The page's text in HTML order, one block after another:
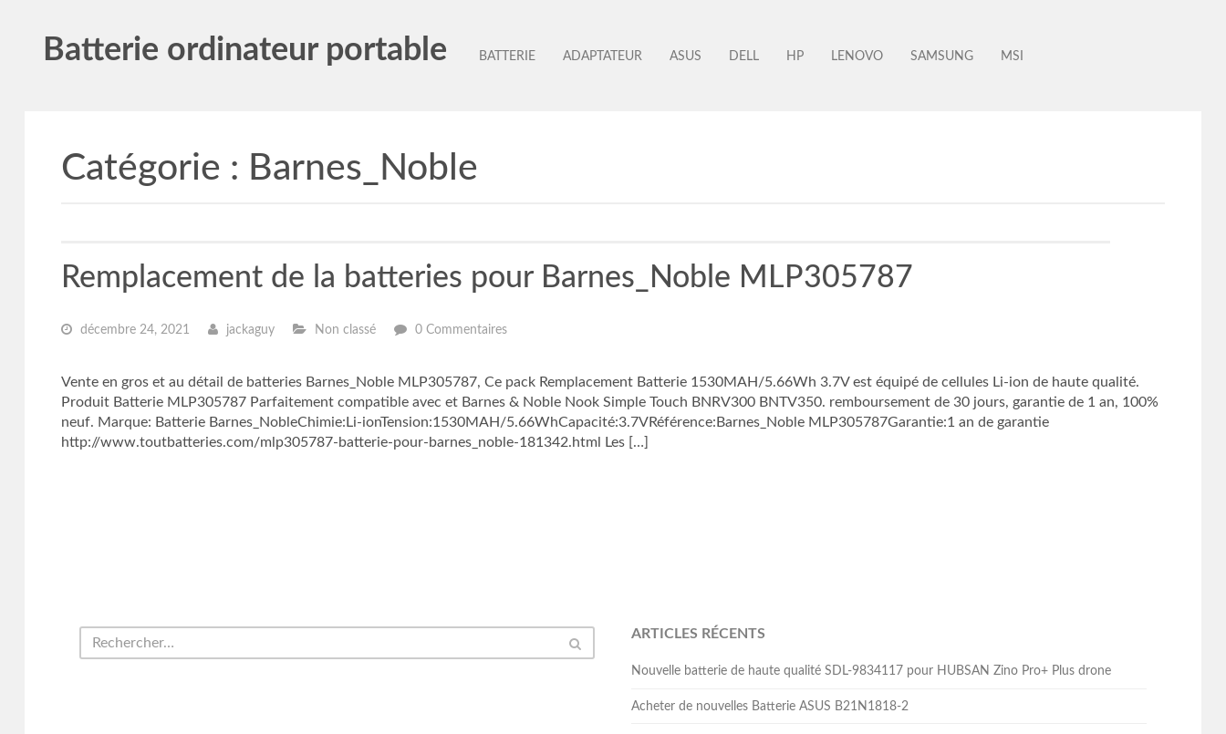
Batterie ordinateur portable BATTERIE ADAPTATEUR ASUS DELL HP LENOVO SAMSUNG MSI
Catégorie : Barnes_Noble
Remplacement de la batteries pour Barnes_Noble MLP305787
décembre 24, 2021 jackaguy Non classé 0 Commentaires
Vente en gros et au détail de batteries Barnes_Noble MLP305787, Ce pack Remplacement Batterie 1530MAH/5.66Wh 3.7V est équipé de cellules Li-ion de haute qualité.
Produit Batterie MLP305787 Parfaitement compatible avec et Barnes & Noble Nook Simple Touch BNRV300 BNTV350. remboursement de 30 jours, garantie de 1 an, 100%
neuf. Marque: Batterie Barnes_NobleChimie:Li-ionTension:1530MAH/5.66WhCapacité:3.7VRéférence:Barnes_Noble MLP305787Garantie:1 an de garantie
http://www.toutbatteries.com/mlp305787-batterie-pour-barnes_noble-181342.html Les […]
ARTICLES RÉCENTS
Nouvelle batterie de haute qualité SDL-9834117 pour HUBSAN Zino Pro+ Plus drone
Acheter de nouvelles Batterie ASUS B21N1818-2